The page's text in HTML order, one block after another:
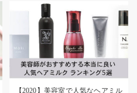
【2020】美容室で人気なヘアミル